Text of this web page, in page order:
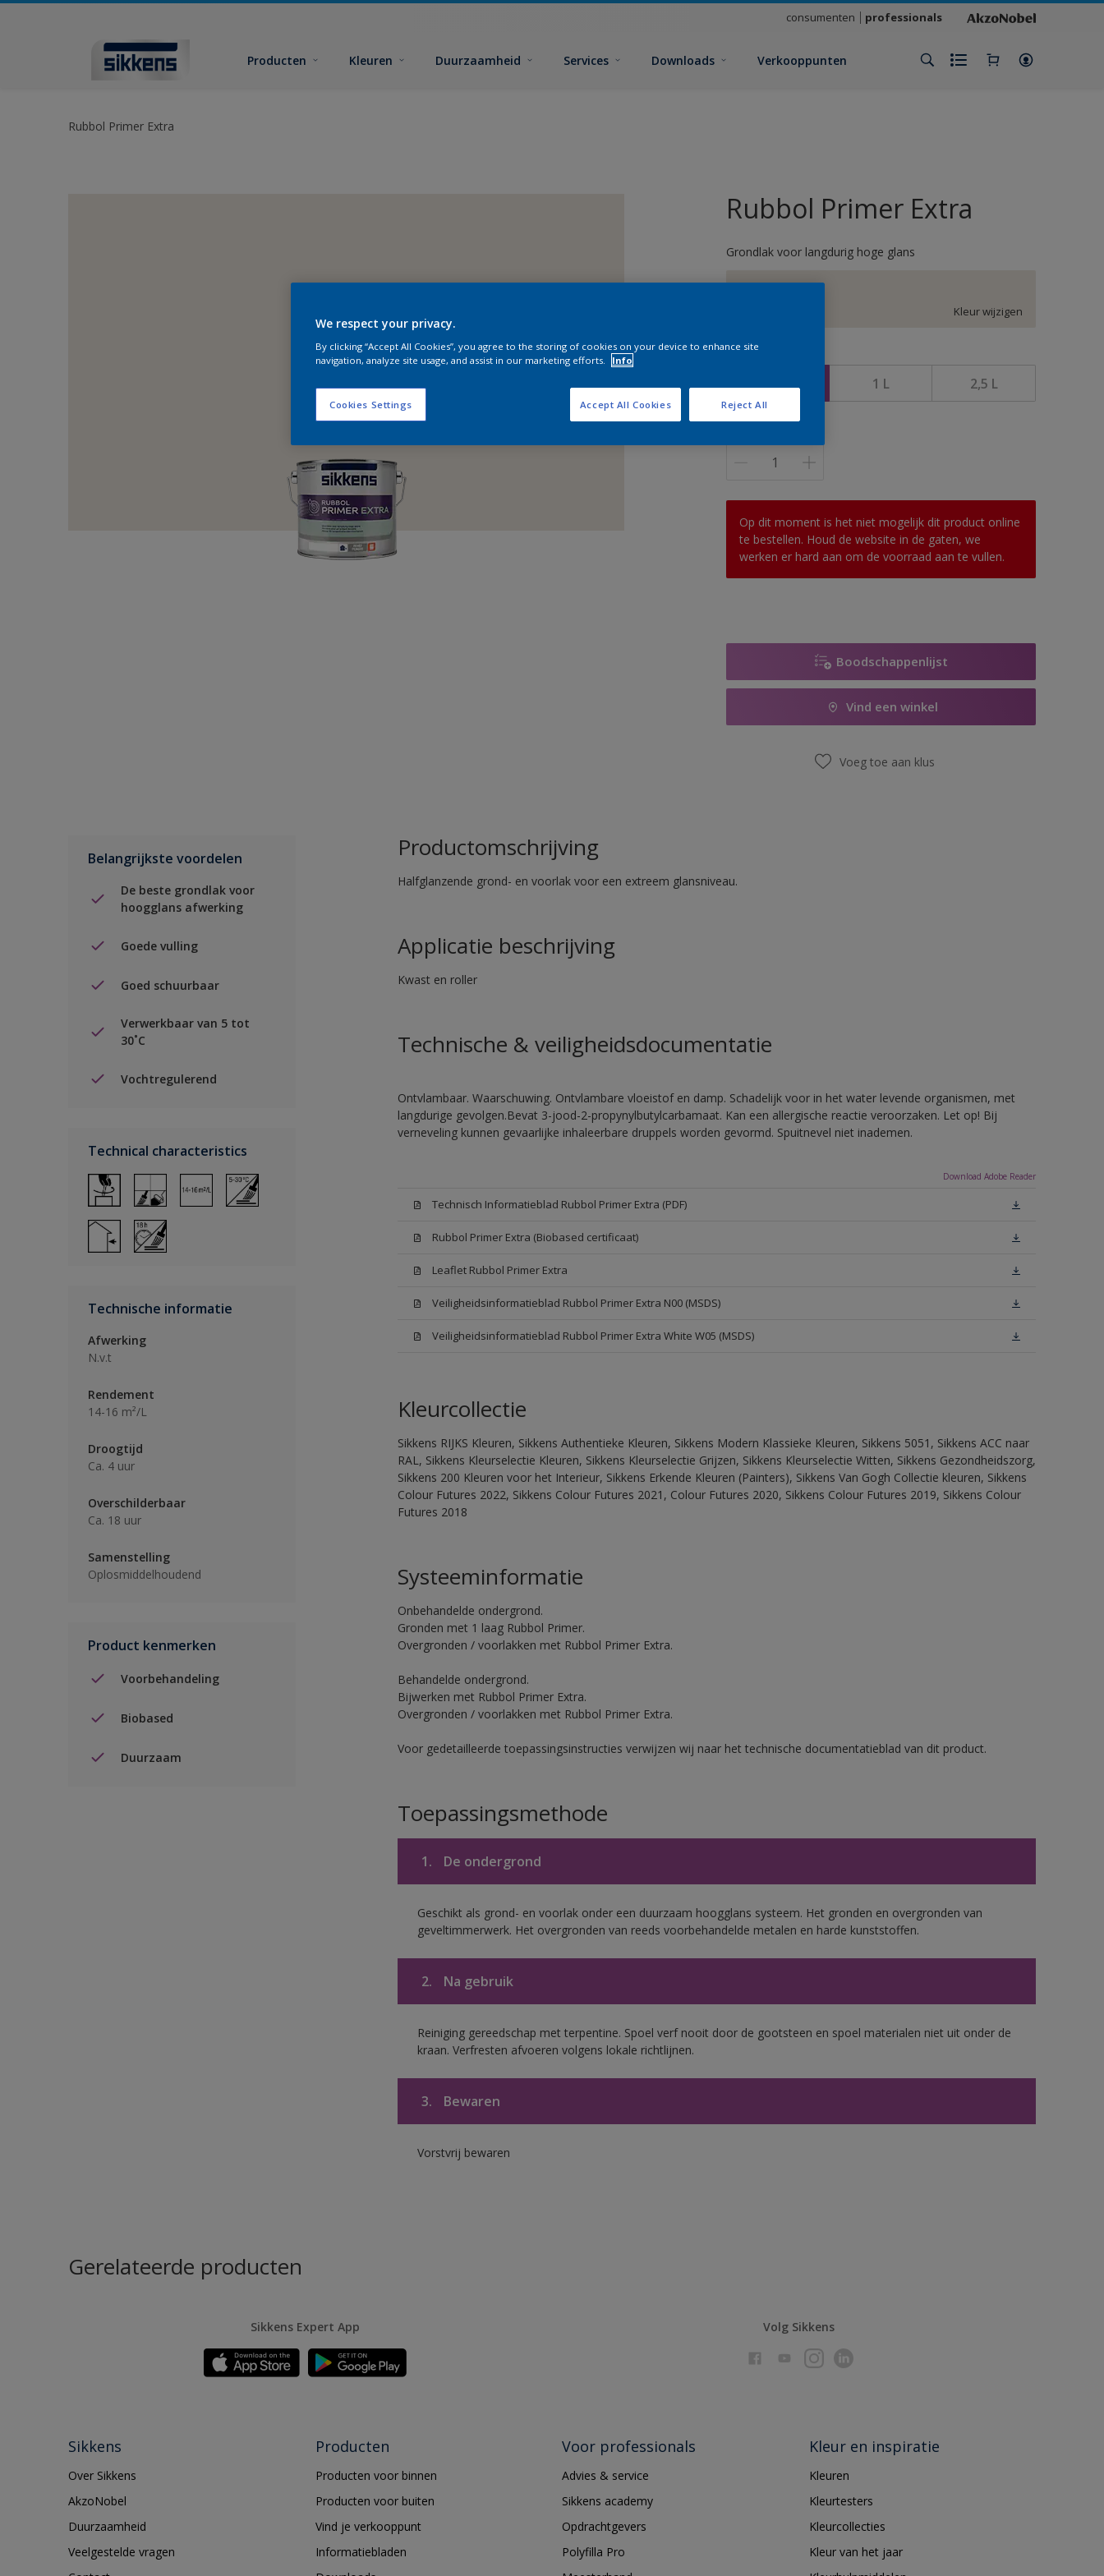
consumenten professionals
Producten Kleuren Duurzaamheid Services Downloads Verkooppunten
Rubbol Primer Extra
Rubbol Primer Extra
Grondlak voor langdurig hoge glans
Kleur wijzigen
0,5 L 1 L 2,5 L
Op dit moment is het niet mogelijk dit product online
te bestellen. Houd de website in de gaten, we
werken er hard aan om de voorraad aan te vullen.
Boodschappenlijst
Vind een winkel
Voeg toe aan klus
Belangrijkste voordelen
De beste grondlak voor
hoogglans afwerking
Goede vulling
Goed schuurbaar
Verwerkbaar van 5 tot
30˚C
Vochtregulerend
Technical characteristics
Technische informatie
Afwerking
N.v.t
Rendement
14-16 m²/L
Droogtijd
Ca. 4 uur
Overschilderbaar
Ca. 18 uur
Samenstelling
Oplosmiddelhoudend
Product kenmerken
Voorbehandeling
Biobased
Duurzaam
Productomschrijving
Halfglanzende grond- en voorlak voor een extreem glansniveau.
Applicatie beschrijving
Kwast en roller
Technische & veiligheidsdocumentatie
Ontvlambaar. Waarschuwing. Ontvlambare vloeistof en damp. Schadelijk voor in het water levende organismen, met
langdurige gevolgen.Bevat 3-jood-2-propynylbutylcarbamaat. Kan een allergische reactie veroorzaken. Let op! Bij
verneveling kunnen gevaarlijke inhaleerbare druppels worden gevormd. Spuitnevel niet inademen.
Download Adobe Reader
Technisch Informatieblad Rubbol Primer Extra (PDF)
Rubbol Primer Extra (Biobased certificaat)
Leaflet Rubbol Primer Extra
Veiligheidsinformatieblad Rubbol Primer Extra N00 (MSDS)
Veiligheidsinformatieblad Rubbol Primer Extra White W05 (MSDS)
Kleurcollectie
Sikkens RIJKS Kleuren, Sikkens Authentieke Kleuren, Sikkens Modern Klassieke Kleuren, Sikkens 5051, Sikkens ACC naar
RAL, Sikkens Kleurselectie Kleuren, Sikkens Kleurselectie Grijzen, Sikkens Kleurselectie Witten, Sikkens Gezondheidszorg,
Sikkens 200 Kleuren voor het Interieur, Sikkens Erkende Kleuren (Painters), Sikkens Van Gogh Collectie kleuren, Sikkens
Colour Futures 2022, Sikkens Colour Futures 2021, Colour Futures 2020, Sikkens Colour Futures 2019, Sikkens Colour
Futures 2018
Systeeminformatie
Onbehandelde ondergrond.
Gronden met 1 laag Rubbol Primer.
Overgronden / voorlakken met Rubbol Primer Extra.
Behandelde ondergrond.
Bijwerken met Rubbol Primer Extra.
Overgronden / voorlakken met Rubbol Primer Extra.
Voor gedetailleerde toepassingsinstructies verwijzen wij naar het technische documentatieblad van dit product.
Toepassingsmethode
1. De ondergrond
Geschikt als grond- en voorlak onder een duurzaam hoogglans systeem. Het gronden en overgronden van
geveltimmerwerk. Het overgronden van reeds voorbehandelde metalen en harde kunststoffen.
2. Na gebruik
Reiniging gereedschap met terpentine. Spoel verf nooit door de gootsteen en spoel materialen niet uit onder de
kraan. Verfresten afvoeren volgens lokale richtlijnen.
3. Bewaren
Vorstvrij bewaren
Gerelateerde producten
Sikkens Expert App Volg Sikkens
Sikkens
Over Sikkens
AkzoNobel
Duurzaamheid
Veelgestelde vragen
Producten
Producten voor binnen
Producten voor buiten
Vind je verkooppunt
Informatiebladen
Voor professionals
Advies & service
Sikkens academy
Opdrachtgevers
Polyfilla Pro
Kleur en inspiratie
Kleuren
Kleurtesters
Kleurcollecties
Kleur van het jaar
We respect your privacy.
By clicking “Accept All Cookies”, you agree to the storing of cookies on your device to enhance site
navigation, analyze site usage, and assist in our marketing efforts.
Info
Cookies Settings Reject All
Accept All Cookies